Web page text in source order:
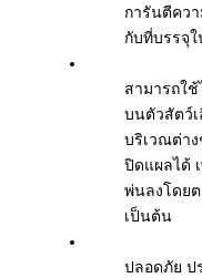
การันตีคว
กับที่บรรจุใ
สามารถใ
บนตัวสัตว์เ
บริเวณต่า
ปิดแผลได้
พ่นลงโดยต
เป็นต้น
ปลอดภัย ป